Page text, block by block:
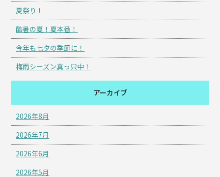
夏祭り！
酷暑の夏！夏本番！
今年も七夕の季節に！
梅雨シーズン真っ只中！
アーカイブ
2026年8月
2026年7月
2026年6月
2026年5月